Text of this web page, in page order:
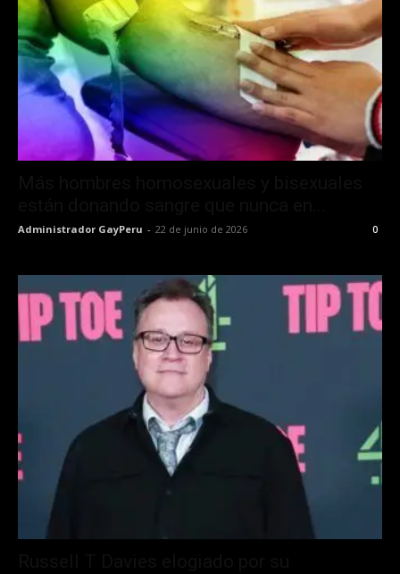
Administrador GayPeru - 22 de junio de 2026 0